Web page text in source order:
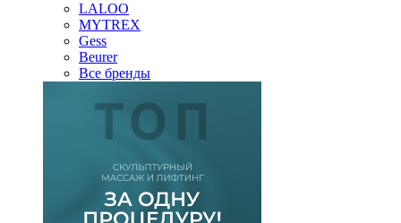
LALOO
MYTREX
Gess
Beurer
Все бренды